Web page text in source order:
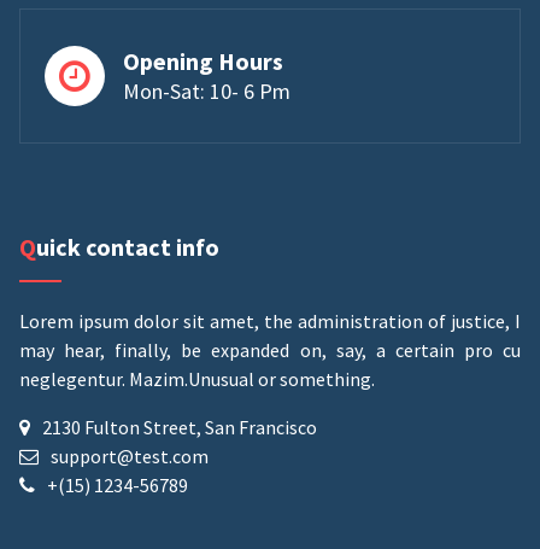
Opening Hours
Mon-Sat: 10- 6 Pm
Quick contact info
Lorem ipsum dolor sit amet, the administration of justice, I
may hear, finally, be expanded on, say, a certain pro cu
neglegentur. Mazim.Unusual or something.
2130 Fulton Street, San Francisco
support@test.com
+(15) 1234-56789